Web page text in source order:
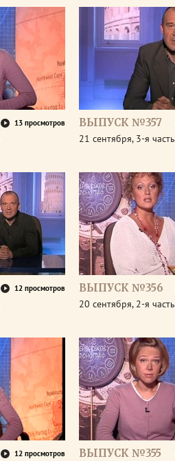
13 просмотров ВЫПУСК №357
21 сентября, 3-я часть
12 просмотров ВЫПУСК №356
20 сентября, 2-я часть
12 просмотров ВЫПУСК №355